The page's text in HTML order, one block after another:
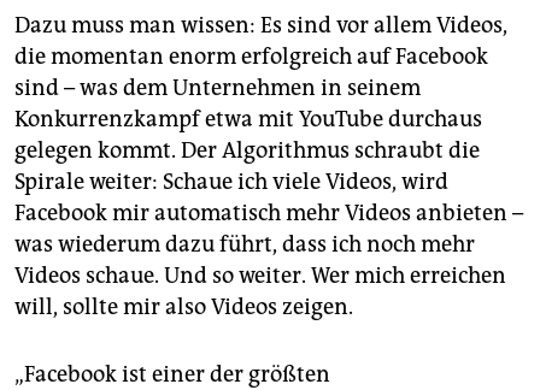
Dazu muss man wissen: Es sind vor allem Videos,
die momentan enorm erfolgreich auf Face­book
sind – was dem Unternehmen in seinem
Konkurrenzkampf etwa mit YouTube durchaus
gelegen kommt. Der Algorithmus schraubt die
Spirale weiter: Schaue ich viele Videos, wird
Facebook mir automatisch mehr Videos anbieten –
was wiederum dazu führt, dass ich noch mehr
Videos schaue. Und so weiter. Wer mich erreichen
will, sollte mir also Videos zeigen.
„Facebook ist einer der größten